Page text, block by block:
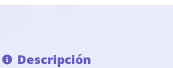
Descripción